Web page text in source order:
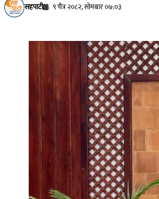
सहपाटी ९ चैत्र २०८२, सोमबार ०७:०३